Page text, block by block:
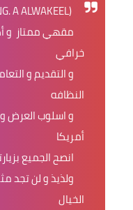
(ENG. A ALWAKEEL)
مقهي ممتاز و
خرافي
و التقديم و
النظافه
و اسلوب العرض و
أمريكا
انصح الجميع
ولذيذ و لن تجد
الخيال